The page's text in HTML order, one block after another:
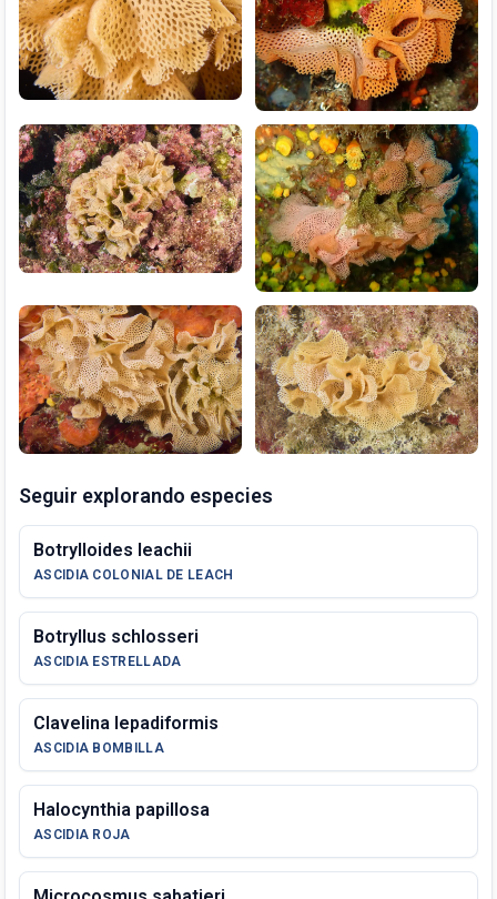
Seguir explorando especies
Botrylloides leachii
ASCIDIA COLONIAL DE LEACH
Botryllus schlosseri
ASCIDIA ESTRELLADA
Clavelina lepadiformis
ASCIDIA BOMBILLA
Halocynthia papillosa
ASCIDIA ROJA